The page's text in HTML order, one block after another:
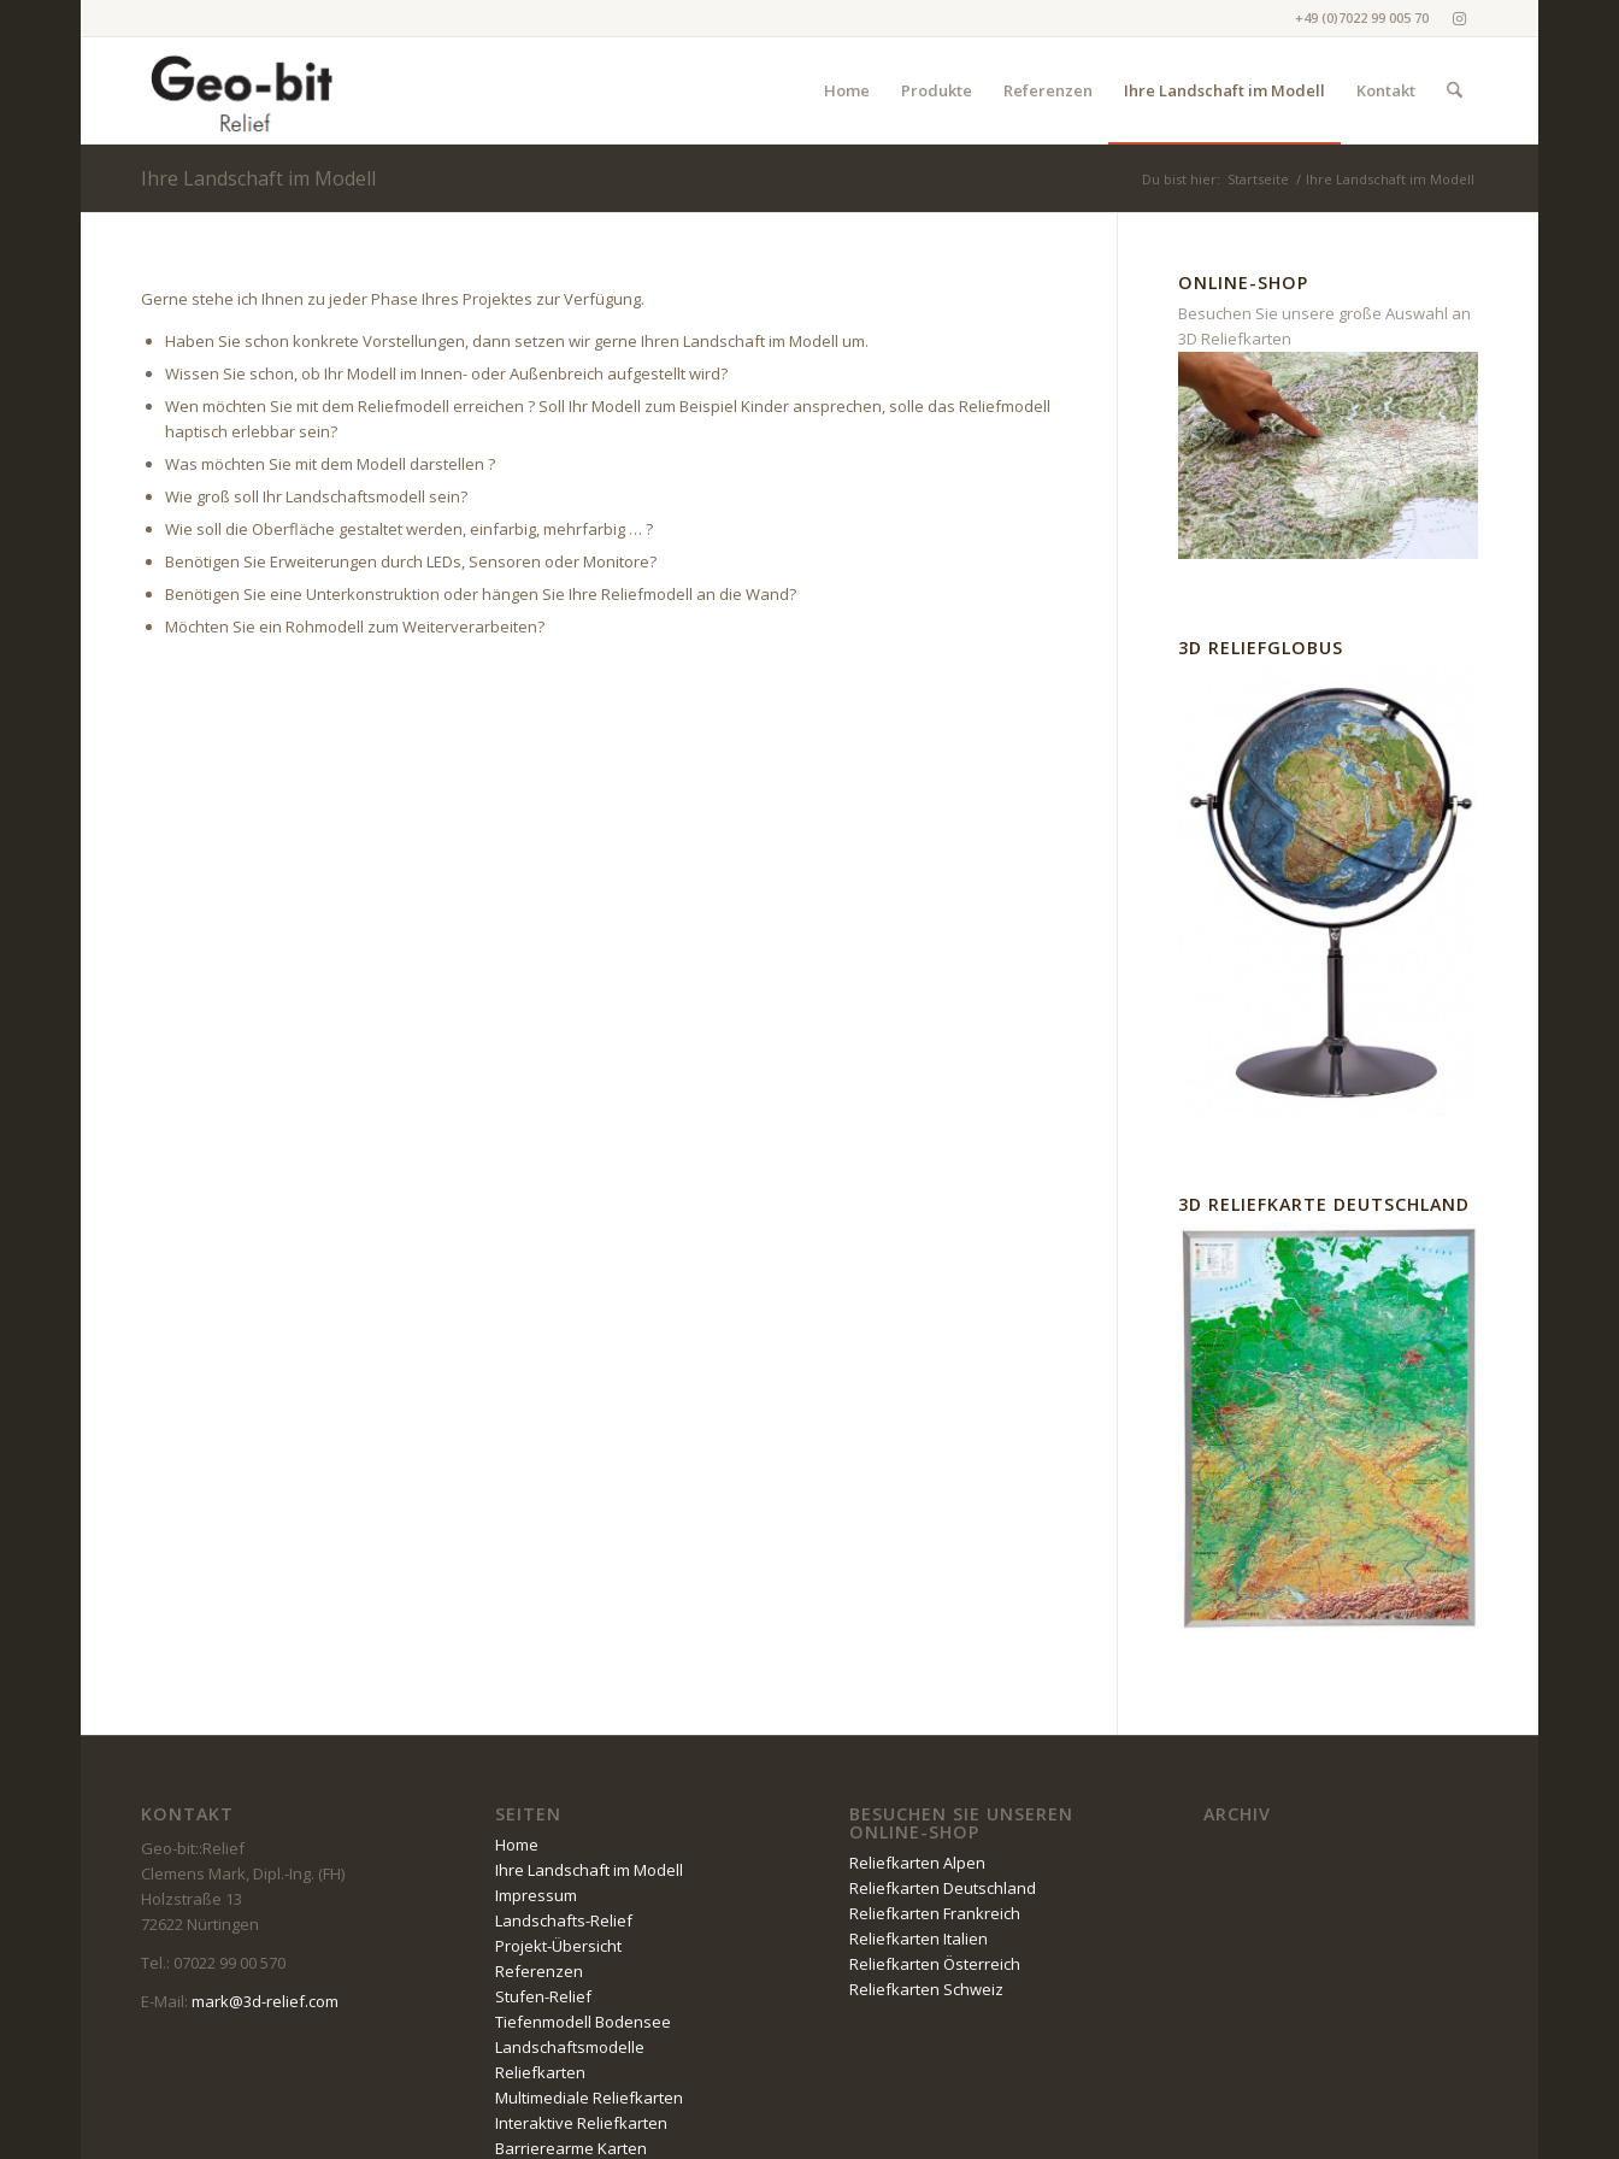
+49 (0)7022 99 005 70
Home Produkte Referenzen Ihre Landschaft im Modell Kontakt
Ihre Landschaft im Modell Du bist hier: Startseite / Ihre Landschaft im Modell
Gerne stehe ich Ihnen zu jeder Phase Ihres Projektes zur Verfügung.
Haben Sie schon konkrete Vorstellungen, dann setzen wir gerne Ihren Landschaft im Modell um.
Wissen Sie schon, ob Ihr Modell im Innen- oder Außenbreich aufgestellt wird?
Wen möchten Sie mit dem Reliefmodell erreichen ? Soll Ihr Modell zum Beispiel Kinder ansprechen, solle das Reliefmodell
haptisch erlebbar sein?
Was möchten Sie mit dem Modell darstellen ?
Wie groß soll Ihr Landschaftsmodell sein?
Wie soll die Oberfläche gestaltet werden, einfarbig, mehrfarbig … ?
Benötigen Sie Erweiterungen durch LEDs, Sensoren oder Monitore?
Benötigen Sie eine Unterkonstruktion oder hängen Sie Ihre Reliefmodell an die Wand?
Möchten Sie ein Rohmodell zum Weiterverarbeiten?
ONLINE-SHOP
Besuchen Sie unsere große Auswahl an
3D Reliefkarten
3D RELIEFGLOBUS
3D RELIEFKARTE DEUTSCHLAND
KONTAKT
Geo-bit::Relief
Clemens Mark, Dipl.-Ing. (FH)
Holzstraße 13
72622 Nürtingen
Tel.: 07022 99 00 570
E-Mail:mark@3d-relief.com
SEITEN
Home
Ihre Landschaft im Modell
Impressum
Landschafts-Relief
Projekt-Übersicht
Referenzen
Stufen-Relief
Tiefenmodell Bodensee
Landschaftsmodelle
Reliefkarten
Multimediale Reliefkarten
Interaktive Reliefkarten
Barrierearme Karten
BESUCHEN SIE UNSEREN
ONLINE-SHOP
Reliefkarten Alpen
Reliefkarten Deutschland
Reliefkarten Frankreich
Reliefkarten Italien
Reliefkarten Österreich
Reliefkarten Schweiz
ARCHIV